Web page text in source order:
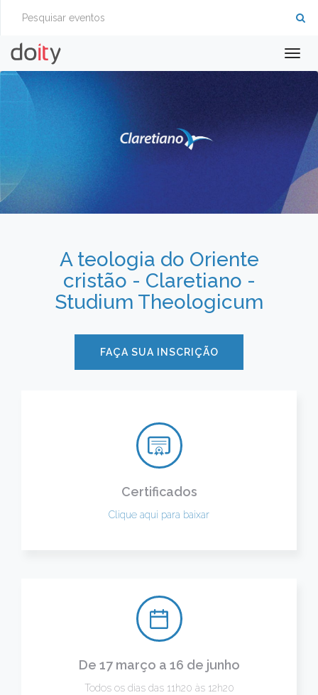
A teologia do Oriente
cristão - Claretiano -
Studium Theologicum
FAÇA SUA INSCRIÇÃO
Certificados
Clique aqui para baixar
De 17 março a 16 de junho
Todos os dias das 11h20 às 12h20